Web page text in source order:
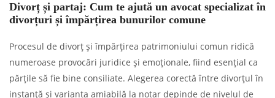
Divorț și partaj: Cum te ajută un avocat specializat în
divorțuri și împărțirea bunurilor comune
Procesul de divorț și împărțirea patrimoniului comun ridică
numeroase provocări juridice și emoționale, fiind esențial ca
părțile să fie bine consiliate. Alegerea corectă între divorțul în
instanță și varianta amiabilă la notar depinde de nivelul de